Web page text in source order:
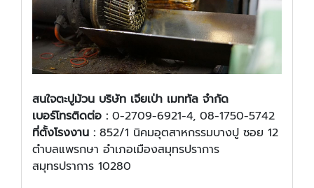
สนใจตะปูม้วน บริษัท เจียเป่า เมททัล จำกัด
เบอร์โทรติดต่อ : 0-2709-6921-4, 08-1750-5742
ที่ตั้งโรงงาน : 852/1 นิคมอุตสาหกรรมบางปู ซอย 12
ตำบลแพรกษา อำเภอเมืองสมุทรปราการ
สมุทรปราการ 10280